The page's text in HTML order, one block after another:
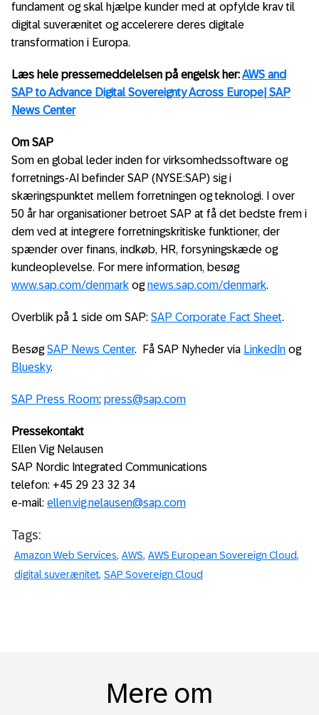
fundament og skal hjælpe kunder med at opfylde krav til
digital suverænitet og accelerere deres digitale
transformation i Europa.
Læs hele pressemeddelelsen på engelsk her:AWS and
SAP to Advance Digital Sovereignty Across Europe| SAP
News Center
Om SAP
Som en global leder inden for virksomhedssoftware og
forretnings-AI befinder SAP (NYSE:SAP) sig i
skæringspunktet mellem forretningen og teknologi. I over
50 år har organisationer betroet SAP at få det bedste frem i
dem ved at integrere forretningskritiske funktioner, der
spænder over finans, indkøb, HR, forsyningskæde og
kundeoplevelse. For mere information, besøg
www.sap.com/denmark ognews.sap.com/denmark.
Overblik på 1 side om SAP: SAP Corporate Fact Sheet.
BesøgSAP News Center. Få SAP Nyheder via LinkedIn og
Bluesky.
SAP Press Room; press@sap.com
Pressekontakt
Ellen Vig Nelausen
SAP Nordic Integrated Communications
telefon: +45 29 23 32 34
e-mail: ellen.vig.nelausen@sap.com
Tags:
Amazon Web Services AWS AWS European Sovereign Cloud
digital suverænitet SAP Sovereign Cloud
Mere om